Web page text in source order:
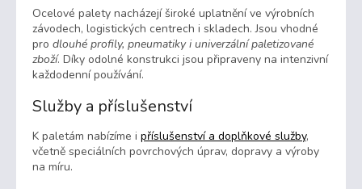
ý
p
i
s
Ocelové palety nacházejí široké uplatnění ve výrobních
závodech, logistických centrech i skladech. Jsou vhodné
pro dlouhé profily, pneumatiky i univerzální paletizované
zboží. Díky odolné konstrukci jsou připraveny na intenzivní
každodenní používání.
Služby a příslušenství
K paletám nabízíme i příslušenství a doplňkové služby,
včetně speciálních povrchových úprav, dopravy a výroby
na míru.